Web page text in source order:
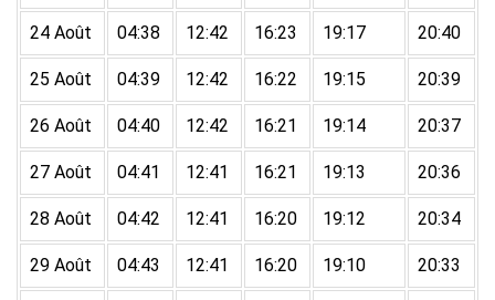
24 Août 04:38 12:42 16:23 19:17 20:40
25 Août 04:39 12:42 16:22 19:15 20:39
26 Août 04:40 12:42 16:21 19:14 20:37
27 Août 04:41 12:41 16:21 19:13 20:36
28 Août 04:42 12:41 16:20 19:12 20:34
29 Août 04:43 12:41 16:20 19:10 20:33